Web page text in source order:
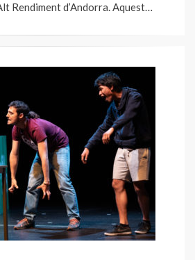
Rendiment d’Andorra. Aquest…